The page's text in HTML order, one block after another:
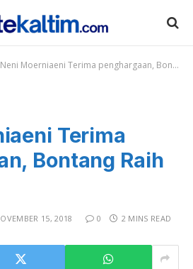
Neni Moerniaeni Terima penghargaan, Bontang Raih Natamukti
Terima
Bontang Raih
15, 2018 0 2 MINS READ